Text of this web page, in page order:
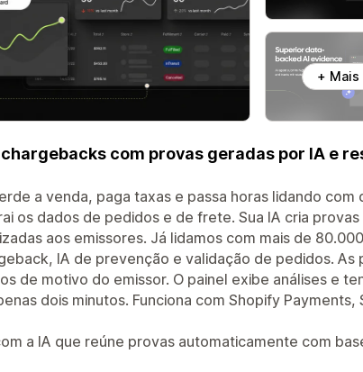
+ Mais
com provas geradas por IA e
a venda, paga taxas e passa horas lidando com
os dados de pedidos e de frete. Sua IA cria provas
aos emissores. Já lidamos com mais de
IA de prevenção e validação de pedidos. As
de motivo do emissor. O painel exibe análises e
dois minutos. Funciona com Shopify Payments,
a IA que reúne provas automaticamente com